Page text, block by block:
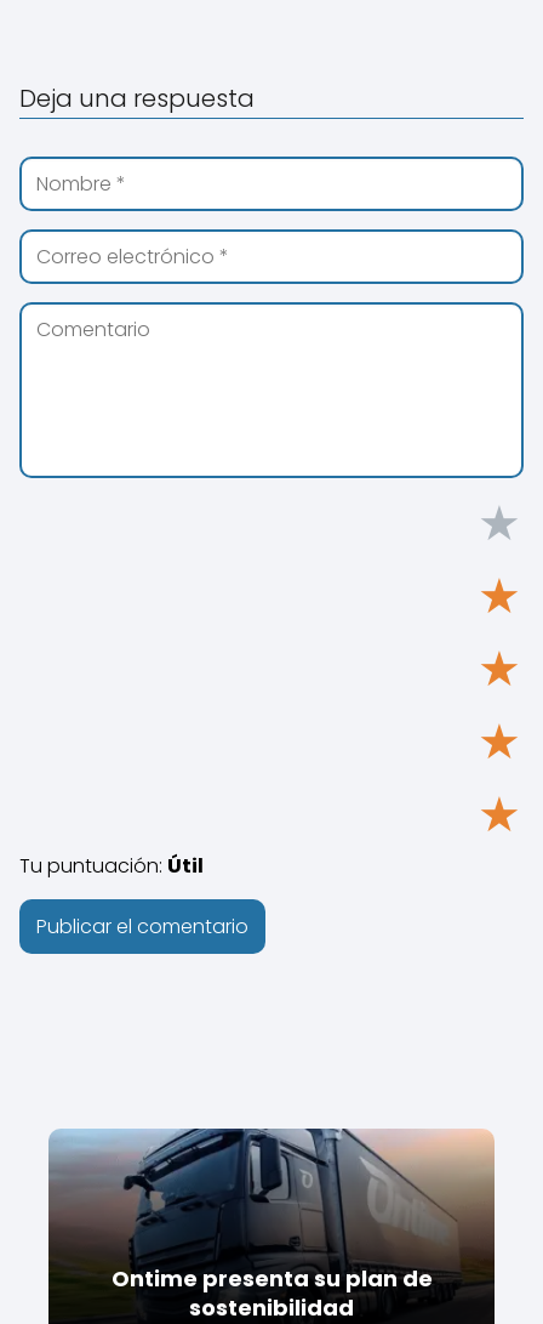
Deja una respuesta
★
★
★
★
★
Tu puntuación: Útil
Ontime presenta su plan de
sostenibilidad